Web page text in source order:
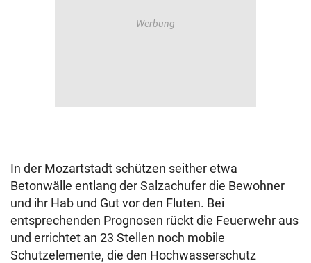
In der Mozartstadt schützen seither etwa
Betonwälle entlang der Salzachufer die Bewohner
und ihr Hab und Gut vor den Fluten. Bei
entsprechenden Prognosen rückt die Feuerwehr aus
und errichtet an 23 Stellen noch mobile
Schutzelemente, die den Hochwasserschutz